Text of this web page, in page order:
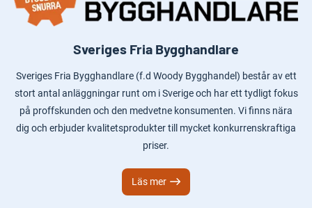
Sveriges Fria Bygghandlare
Sveriges Fria Bygghandlare (f.d Woody Bygghandel) består av ett
stort antal anläggningar runt om i Sverige och har ett tydligt fokus
på proffskunden och den medvetne konsumenten. Vi finns nära
dig och erbjuder kvalitetsprodukter till mycket konkurrenskraftiga
priser.
Läs mer